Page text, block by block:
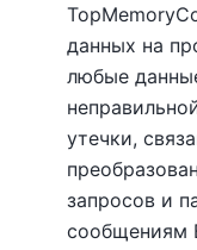
данных на
любые
утечки,
запросов и
сообщениям